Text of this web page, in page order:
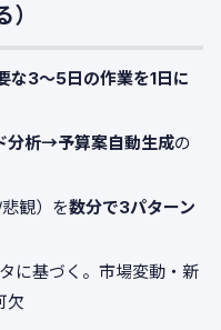
な3〜5日の作業を1日に
分析→予算案自動生成の
観）を数分で3パターン
に基づく。市場変動・新
欠